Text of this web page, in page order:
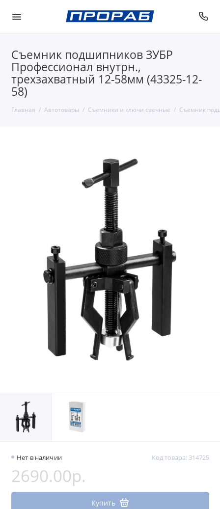
Съемник подшипников ЗУБР
Профессионал внутрн.,
трехзахватный 12-58мм (43325-12-
58)
Главная Автотовары Съемники и ключи свечные Съемник
Нет в наличии Код товара: 314725
2690.00р.
Купить